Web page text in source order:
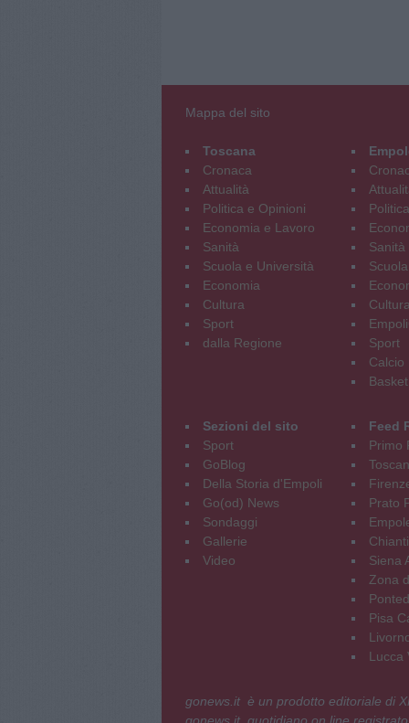
Mappa del sito
Toscana
Cronaca
Attualità
Politica e Opinioni
Economia e Lavoro
Sanità
Scuola e Università
Economia
Cultura
Sport
dalla Regione
Sanità
Cultura
Sport
Calcio
Basket
Sezioni del sito
Sport
GoBlog
Della Storia d'Empoli
Go(od) News
Sondaggi
Gallerie
Video
Feed
Primo
Prato
Siena
Zona
Pisa
Lucca
gonews.it è un prodotto editoriale di